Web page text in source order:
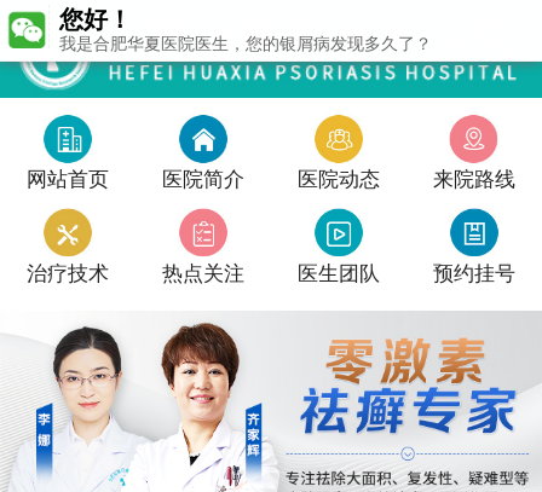
网站首页 医院简介 医院动态 来院路线
治疗技术 热点关注 医生团队 预约挂号
您好！
我是合肥华夏医院医生，您的银屑病发现多久了？